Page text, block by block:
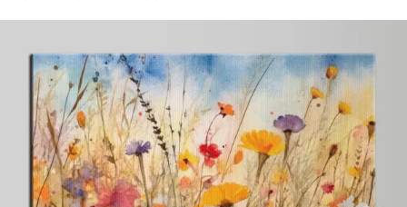
✓Поверхня з текстурою полотна
✓Екологічний матеріал